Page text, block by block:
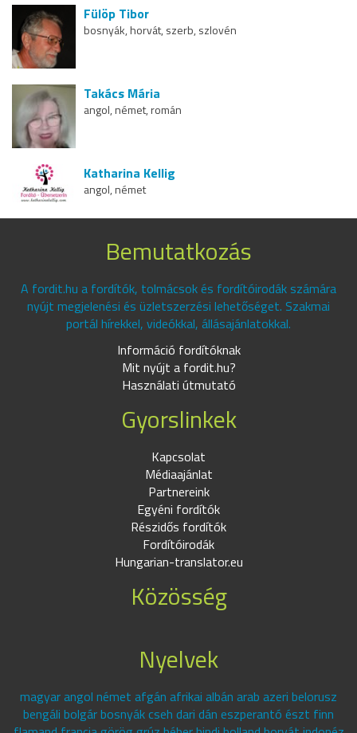
Fülöp Tibor
bosnyák, horvát, szerb, szlovén
Takács Mária
angol, német, román
Katharina Kellig
angol, német
Bemutatkozás
A fordit.hu a fordítók, tolmácsok és fordítóirodák számára
nyújt megjelenési és üzletszerzési lehetőséget. Szakmai
portál hírekkel, videókkal, állásajánlatokkal.
Információ fordítóknak
Mit nyújt a fordit.hu?
Használati útmutató
Gyorslinkek
Kapcsolat
Médiaajánlat
Partnereink
Egyéni fordítók
Részidős fordítók
Fordítóirodák
Hungarian-translator.eu
Közösség
Nyelvek
magyar angol német afgán afrikai albán arab azeri belorusz
bengáli bolgár bosnyák cseh dari dán eszperantó észt finn